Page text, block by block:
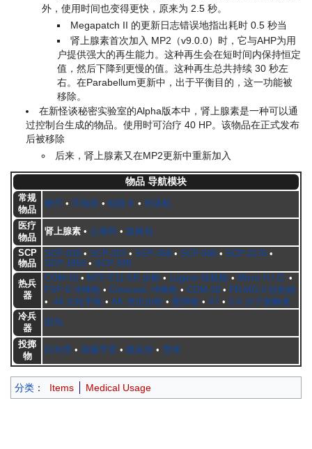
外，使用时间也变得更快，原来为 2.5 秒。
Megapatch II 的更新日志错误地指出耗时 0.5 秒当
肾上腺素首次加入 MP2（v9.0.0）时，它与AHP为用
户提供强大的再生能力。这种再生会在短时间内保持恒定
值，然后下降到更慢的值。这种再生总共持续 30 秒左
右。在Parabellum更新中，出于平衡目的，这一功能被
移除。
在新怪谈秘密实验室的Alpha版本中，肾上腺素是一种可以通
过控制台生成的物品。使用时可治疗 40 HP。该物品在正式发布
后被移除
后来，肾上腺素又在MP2更新中重新加入
物品 导航模块
常规
物品
硬币 •手电筒 •钥匙卡 •对讲机
医疗
物品
肾上腺素 • 止痛药 •急救包
SCP
物品
SCP-018 • SCP-207 • SCP-268 • SCP-500 • SCP-2176 •
SCP-1853 • SCP-330
热兵
器
COM-15 • MTF-E11-SR 步枪 • Logicer 轻机枪 • Micro H.I.D. •
FSP-9 冲锋枪 •Crossvec 冲锋枪 •COM-18 • FR-MG-0 轻机枪
• .44 左轮手枪 •AK 突击步枪 •霰弹枪 •A7 • 3-X 分子裂解者
冷兵
器
囚鸟
投掷
物
闪光弹 •高爆手雷 •煤炭块 • 雪球
分类 ： Items Medical Usage